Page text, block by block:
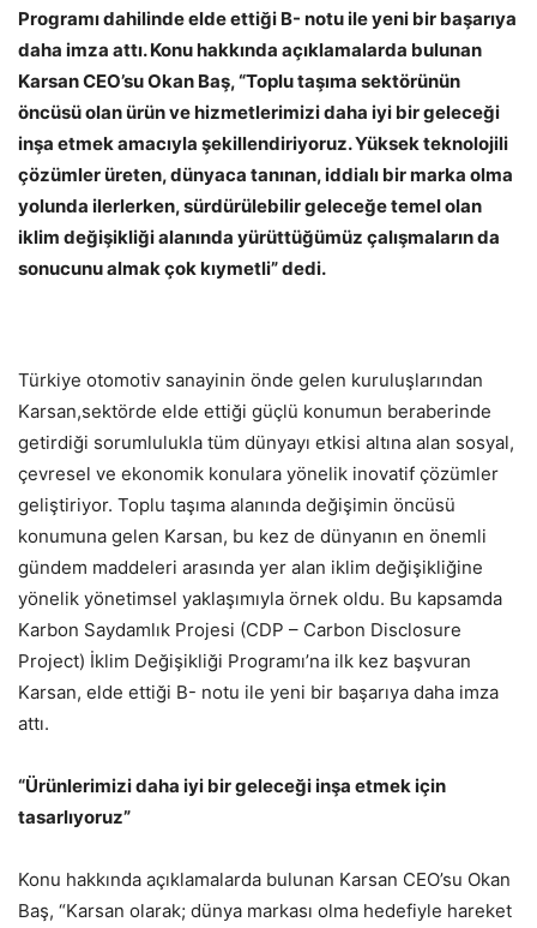
Programı dahilinde elde ettiği B- notu ile yeni bir başarıya
daha imza attı. Konu hakkında açıklamalarda bulunan
Karsan CEO’su Okan Baş, “Toplu taşıma sektörünün
öncüsü olan ürün ve hizmetlerimizi daha iyi bir geleceği
inşa etmek amacıyla şekillendiriyoruz. Yüksek teknolojili
çözümler üreten, dünyaca tanınan, iddialı bir marka olma
yolunda ilerlerken, sürdürülebilir geleceğe temel olan
iklim değişikliği alanında yürüttüğümüz çalışmaların da
sonucunu almak çok kıymetli” dedi.
Türkiye otomotiv sanayinin önde gelen kuruluşlarından
Karsan,sektörde elde ettiği güçlü konumun beraberinde
getirdiği sorumlulukla tüm dünyayı etkisi altına alan sosyal,
çevresel ve ekonomik konulara yönelik inovatif çözümler
geliştiriyor. Toplu taşıma alanında değişimin öncüsü
konumuna gelen Karsan, bu kez de dünyanın en önemli
gündem maddeleri arasında yer alan iklim değişikliğine
yönelik yönetimsel yaklaşımıyla örnek oldu. Bu kapsamda
Karbon Saydamlık Projesi (CDP – Carbon Disclosure
Project) İklim Değişikliği Programı’na ilk kez başvuran
Karsan, elde ettiği B- notu ile yeni bir başarıya daha imza
attı.
“Ürünlerimizi daha iyi bir geleceği inşa etmek için
tasarlıyoruz”
Konu hakkında açıklamalarda bulunan Karsan CEO’su Okan
Baş, “Karsan olarak; dünya markası olma hedefiyle hareket